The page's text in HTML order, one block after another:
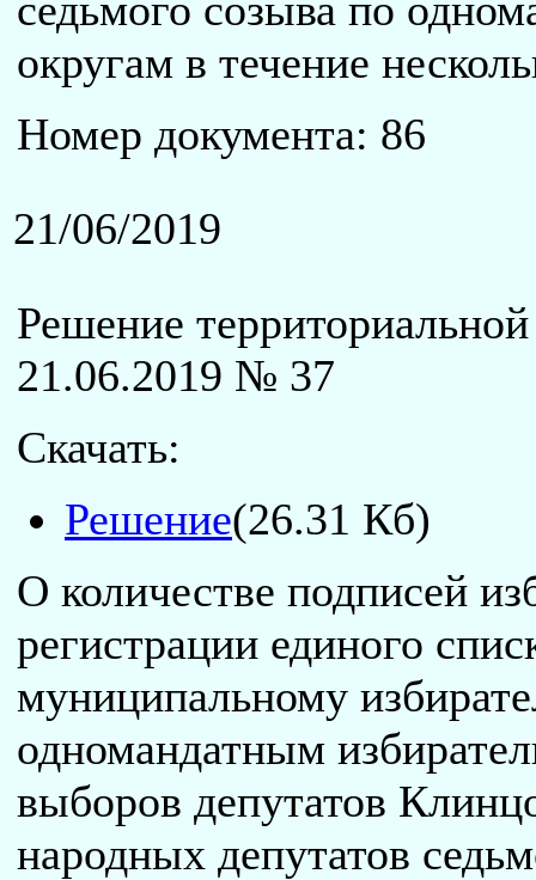
округам в течение
Номер документа: 86
21/06/2019
Решение
21.06.2019 № 37
Скачать:
Решение(26.31 Кб)
О количестве подписей
регистрации единого
муниципальному
одномандатным
выборов депутатов
народных депутатов